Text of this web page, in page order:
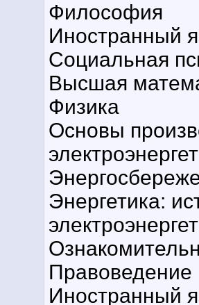
Философия
Иностранный
Социальная
Высшая
Физика
Основы
Энергетика:
Правоведение
Иностранный